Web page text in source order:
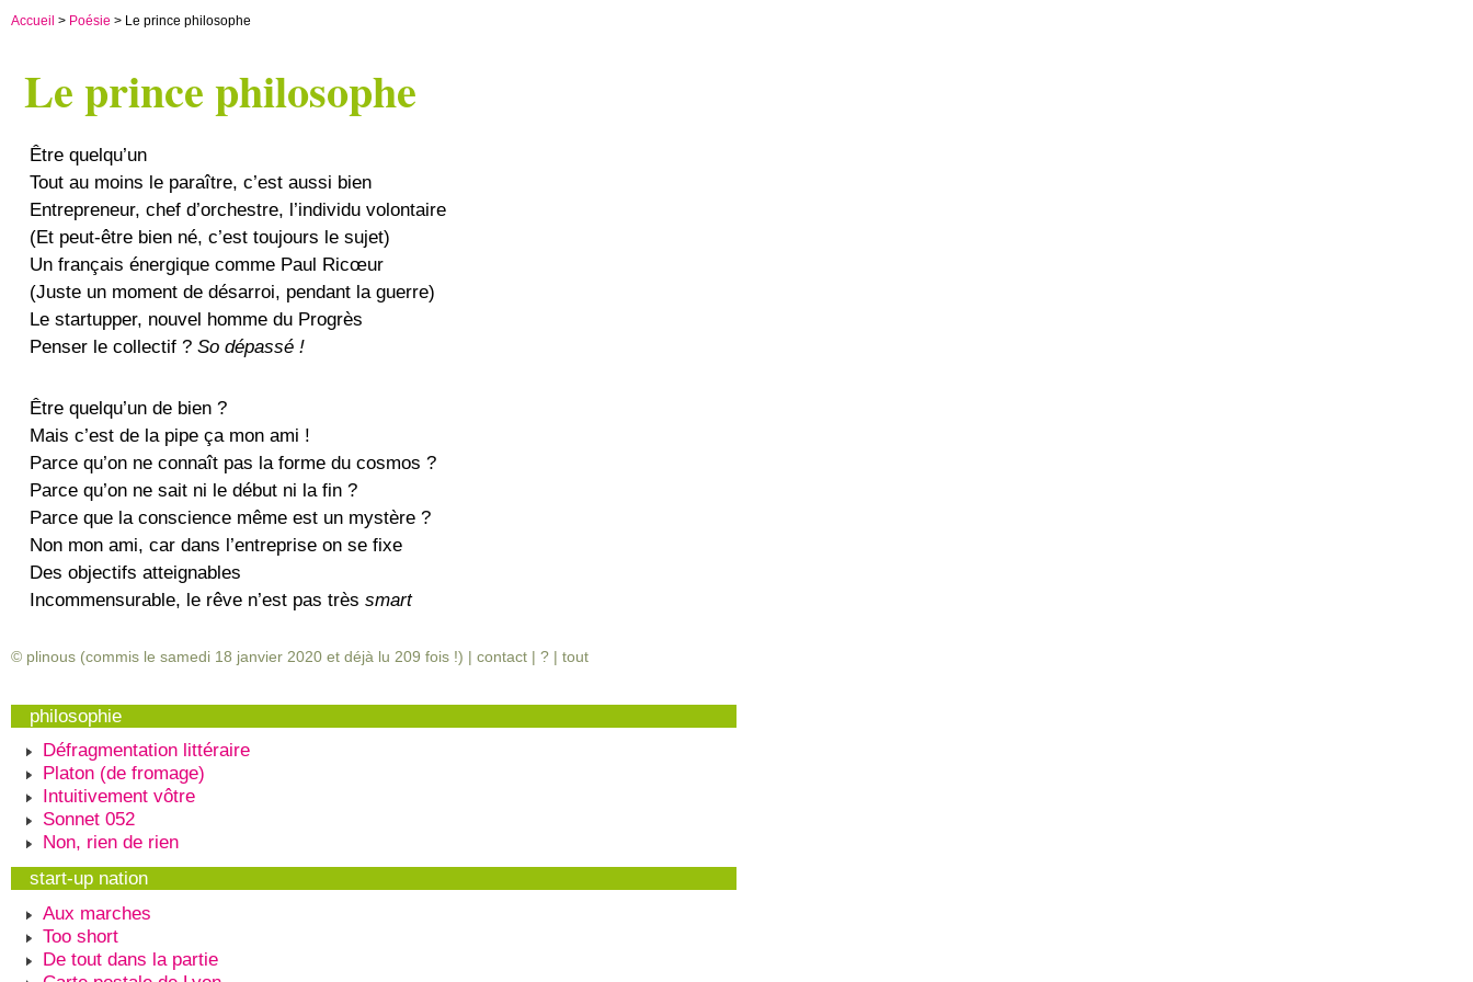
Accueil > Poésie > Le prince philosophe
Le prince philosophe
Être quelqu’un
Tout au moins le paraître, c’est aussi bien
Entrepreneur, chef d’orchestre, l’individu volontaire
(Et peut-être bien né, c’est toujours le sujet)
Un français énergique comme Paul Ricœur
(Juste un moment de désarroi, pendant la guerre)
Le startupper, nouvel homme du Progrès
Penser le collectif ?So dépassé !
Être quelqu’un de bien ?
Mais c’est de la pipe ça mon ami !
Parce qu’on ne connaît pas la forme du cosmos ?
Parce qu’on ne sait ni le début ni la fin ?
Parce que la conscience même est un mystère ?
Non mon ami, car dans l’entreprise on se fixe
Des objectifs atteignables
Incommensurable, le rêve n’est pas trèssmart
© plinous (commis le samedi 18 janvier 2020 et déjà lu 209 fois !) | contact | ? | tout
philosophie
Défragmentation littéraire
Platon (de fromage)
Intuitivement vôtre
Sonnet 052
Non, rien de rien
start-up nation
Aux marches
Too short
De tout dans la partie